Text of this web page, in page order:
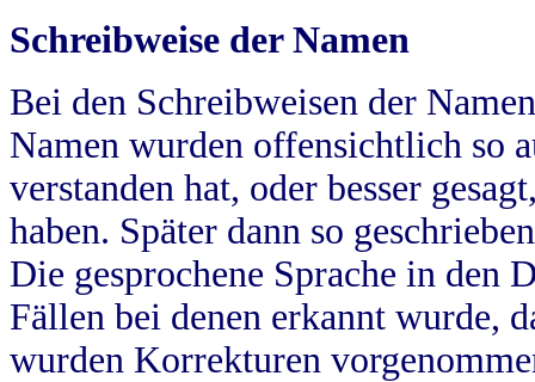
Schreibweise der Namen
Bei den Schreibweisen der
Namen wurden offensichtlich so
verstanden hat, oder besser
haben. Später dann so
Die gesprochene Sprache in
Fällen bei denen erkannt wurde,
wurden Korrekturen